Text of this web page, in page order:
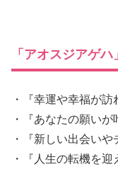
「アオスジアゲ
・『幸運や幸福が訪
・『あなたの願いが
・『新しい出会いや
・『人生の転機を迎